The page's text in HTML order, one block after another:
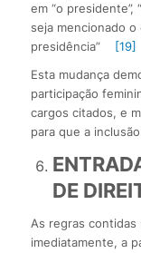
em “o presidente”,
seja mencionado
presidência”
[19]
Esta mudança
participação
cargos citados, e
para que a
DE
As regras contidas
imediatamente, a